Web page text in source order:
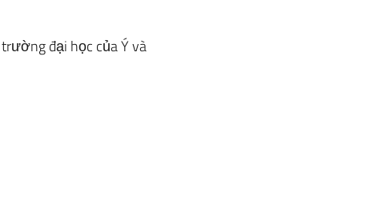
đại học của Ý và